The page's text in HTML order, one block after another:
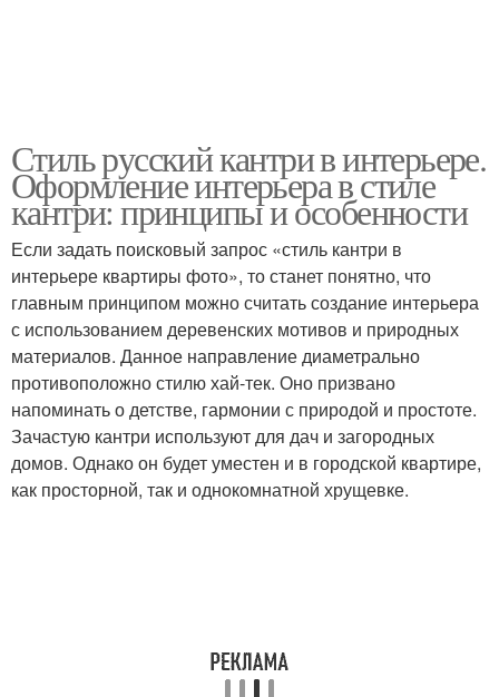
Стиль русский кантри в интерьере.
Оформление интерьера в стиле
кантри: принципы и особенности
Если задать поисковый запрос «стиль кантри в
интерьере квартиры фото», то станет понятно, что
главным принципом можно считать создание интерьера
с использованием деревенских мотивов и природных
материалов. Данное направление диаметрально
противоположно стилю хай-тек. Оно призвано
напоминать о детстве, гармонии с природой и простоте.
Зачастую кантри используют для дач и загородных
домов. Однако он будет уместен и в городской квартире,
как просторной, так и однокомнатной хрущевке.